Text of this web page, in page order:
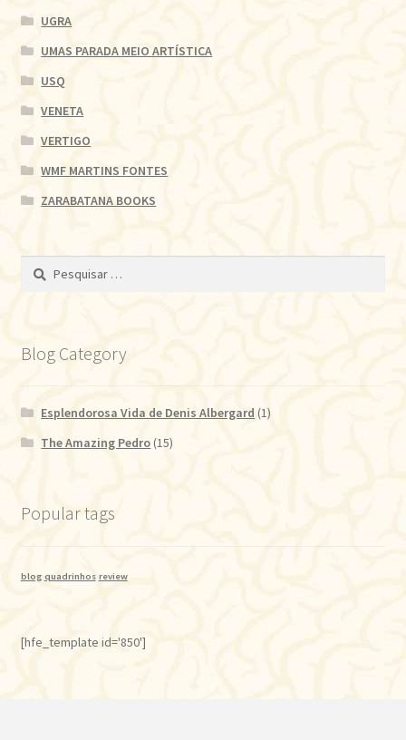
UGRA
UMAS PARADA MEIO ARTÍSTICA
USQ
VENETA
VERTIGO
WMF MARTINS FONTES
ZARABATANA BOOKS
Pesquisar
Blog Category
Esplendorosa Vida de Denis Albergard (1)
The Amazing Pedro (15)
Popular tags
blog quadrinhos review
[hfe_template id='850']